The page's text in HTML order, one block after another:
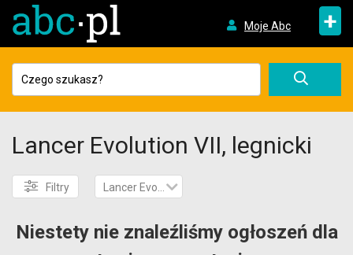
Moje Abc +
Lancer Evolution VII, legnicki
Filtry Lancer Evolution VII
Niestety nie znaleźliśmy ogłoszeń dla